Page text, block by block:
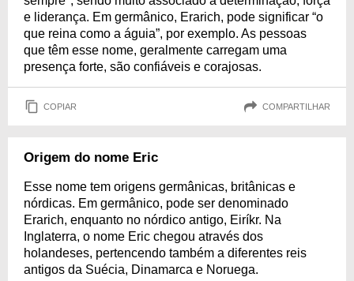
e liderança. Em germânico, Erarich, pode significar “o
que reina como a águia”, por exemplo. As pessoas
que têm esse nome, geralmente carregam uma
presença forte, são confiáveis e corajosas.
COPIAR COMPARTILHAR
Origem do nome Eric
Esse nome tem origens germânicas, britânicas e
nórdicas. Em germânico, pode ser denominado
Erarich, enquanto no nórdico antigo, Eiríkr. Na
Inglaterra, o nome Eric chegou através dos
holandeses, pertencendo também a diferentes reis
antigos da Suécia, Dinamarca e Noruega.